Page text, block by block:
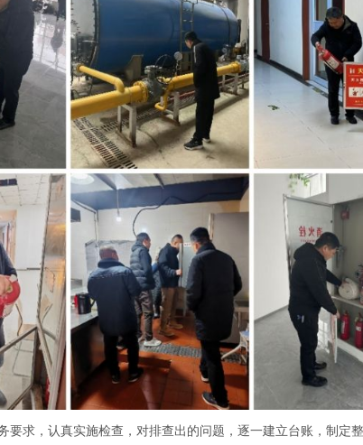
要求，认真实施检查，对排查出的问题，逐一建立台账，制定